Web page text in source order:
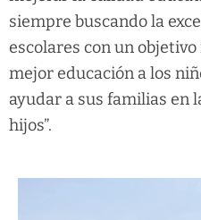
siempre buscando la
escolares con un
mejor educación a los
ayudar a sus familias en
hijos”.